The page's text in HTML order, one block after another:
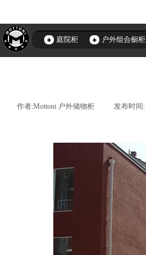
庭院柜 户外组合橱柜
作者:Mottoni 户外储物柜 发布时间: